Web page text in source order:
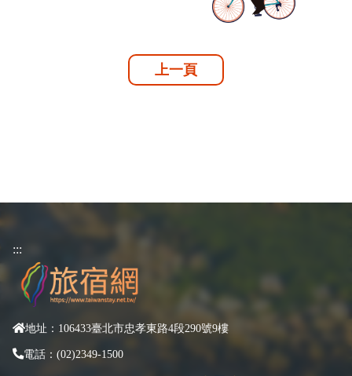
上一頁
:::
地址：106433臺北市忠孝東路4段290號9樓
電話：(02)2349-1500